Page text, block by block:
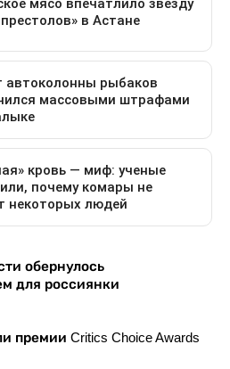
обернулось
для россиянки
премии Critics Choice Awards